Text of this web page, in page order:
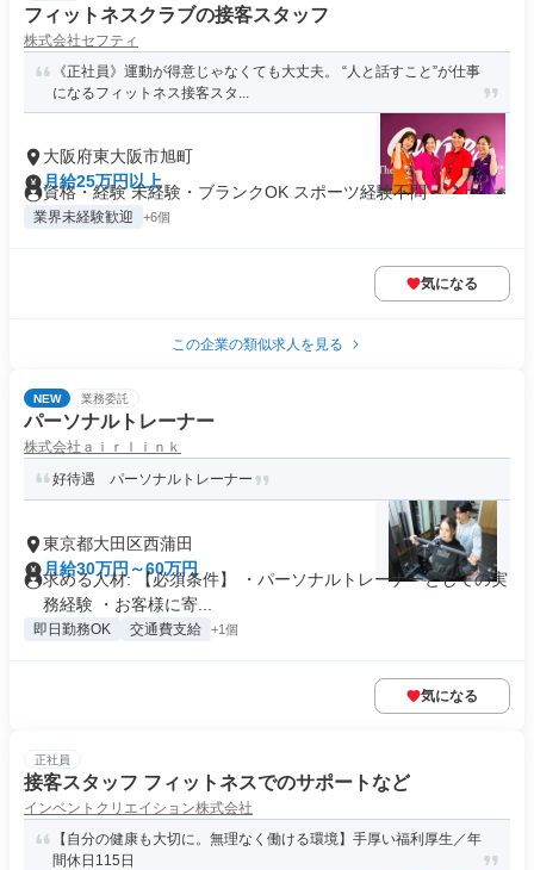
フィットネスクラブの接客スタッフ
株式会社セフティ
《正社員》運動が得意じゃなくても大丈夫。 “人と話すこと”が仕事
になるフィットネス接客スタ...
大阪府東大阪市旭町
月給25万円以上
資格・経験 未経験・ブランクOK スポーツ経験不問
業界未経験歓迎 +6個
気になる
この企業の類似求人を見る
NEW 業務委託
パーソナルトレーナー
株式会社ａｉｒｌｉｎｋ
好待遇 パーソナルトレーナー
東京都大田区西蒲田
月給30万円～60万円
求める人材: 【必須条件】 ・パーソナルトレーナーとしての実
務経験 ・お客様に寄...
即日勤務OK 交通費支給 +1個
気になる
正社員
接客スタッフ フィットネスでのサポートなど
インベントクリエイション株式会社
【自分の健康も大切に。無理なく働ける環境】手厚い福利厚生／年
間休日115日